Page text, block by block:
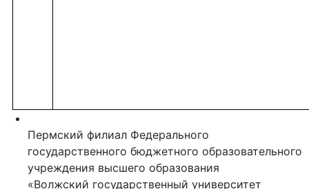
Пермский филиал Федерального
государственного бюджетного образовательного
учреждения высшего образования
«Волжский государственный университет